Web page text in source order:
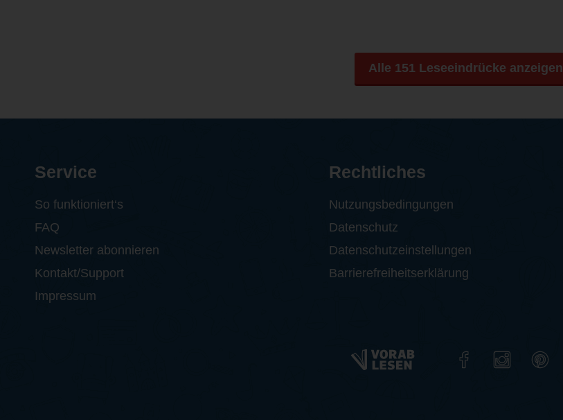
Alle 151 Leseeindrücke anzeigen
Service
So funktioniert‘s
FAQ
Newsletter abonnieren
Kontakt/Support
Impressum
Rechtliches
Nutzungsbedingungen
Datenschutz
Datenschutzeinstellungen
Barrierefreiheitserklärung